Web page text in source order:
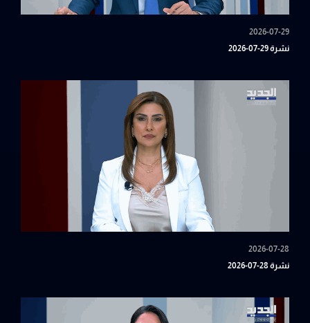
2026-07-29
نشرة 29-07-2026
2026-07-28
نشرة 28-07-2026